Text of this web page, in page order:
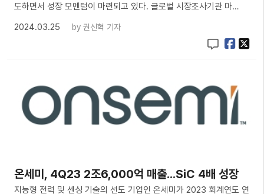
도하면서 성장 모멘텀이 마련되고 있다. 글로벌 시장조사기관 마…
2024.03.25
by 권신혁 기자
온세미, 4Q23 2조6,000억 매출...SiC 4배 성장
지능형 전력 및 센싱 기술의 선도 기업인 온세미가 2023 회계연도 연